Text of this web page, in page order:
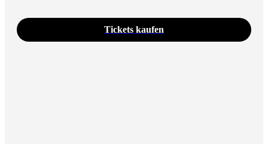
Tickets kaufen